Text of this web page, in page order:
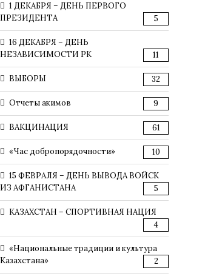
1 ДЕКАБРЯ – ДЕНЬ ПЕРВОГО
ПРЕЗИДЕНТА
5
16 ДЕКАБРЯ – ДЕНЬ
НЕЗАВИСИМОСТИ РК
11
ВЫБОРЫ 32
Отчеты акимов 9
ВАКЦИНАЦИЯ 61
«Час добропорядочности» 10
15 ФЕВРАЛЯ – ДЕНЬ ВЫВОДА ВОЙСК
ИЗ АФГАНИСТАНА
5
КАЗАХСТАН – СПОРТИВНАЯ НАЦИЯ
4
«Национальные традиции и культура
Казахстана»
2